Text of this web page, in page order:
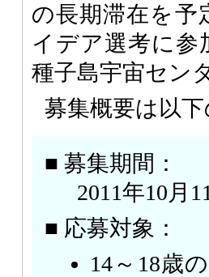
の長期滞在を予
イデア選考に参
種子島宇宙セン
募集概要は以下
■ 募集期間：
2011年10月
■ 応募対象：
14～18歳